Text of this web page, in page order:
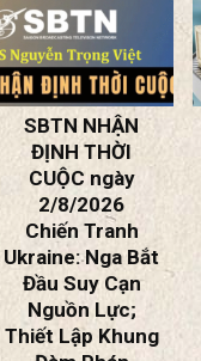
Chiến lược xuất
khẩu của Bắc
Kinh đang kìm
hãm các nước
nghèo
ARVIND